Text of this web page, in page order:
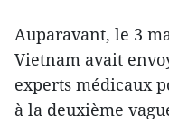
Auparavant, le 3
Vietnam avait
experts médicaux
à la deuxième